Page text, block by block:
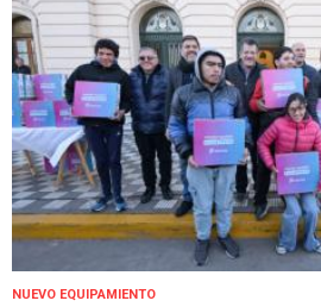
NUEVO EQUIPAMIENTO